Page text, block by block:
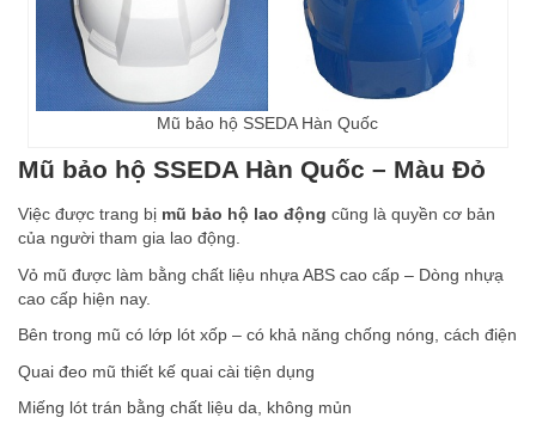
Mũ bảo hộ SSEDA Hàn Quốc
Mũ bảo hộ SSEDA Hàn Quốc – Màu Đỏ
Việc được trang bị mũ bảo hộ lao động cũng là quyền cơ bản
của người tham gia lao động.
Vỏ mũ được làm bằng chất liệu nhựa ABS cao cấp – Dòng nhựạ
cao cấp hiện nay.
Bên trong mũ có lớp lót xốp – có khả năng chống nóng, cách điện
Quai đeo mũ thiết kế quai cài tiện dụng
Miếng lót trán bằng chất liệu da, không mủn